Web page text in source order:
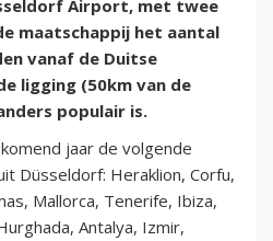
Airport, met twee
maatschappij het aantal
vanaf de Duitse
ligging (50km van de
populair is.
jaar de volgende
Düsseldorf: Heraklion, Corfu,
Mallorca, Tenerife, Ibiza,
Antalya, Izmir,